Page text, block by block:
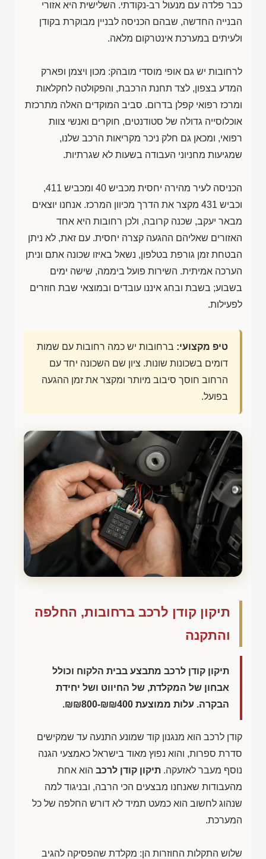
כבר פלדה עם מנעול רב-נקודתי. השלישית היא אזורי
הבנייה החדשה, שבהם הכניסה לבניין מבוקרת בקודן
ולעיתים במערכת אינטרקום מלאה.
לרחובות יש גם אופי מוסדי מובהק: מכון ויצמן ופארק
המדע בצפון, לצד תחנת הרכבת, והפקולטה לחקלאות
ומרכז רפואי קפלן בדרום. סביב המוקדים האלה מתרכזת
אוכלוסייה גדולה של סטודנטים, חוקרים ואנשי צוות
רפואי, ומכאן גם חלק ניכר מקריאות הרכב שלנו,
שמגיעות מחניוני העבודה בשעות לא שגרתיות.
הכניסה לעיר מהירה יחסית מכביש 40 ומכביש 411,
וכביש 431 מקצר את הדרך מכיוון המרכז. אנחנו יוצאים
מבאר יעקב, שכנה קרובה, ולכן רחובות היא אחד
האזורים שאליהם ההגעה קצרה יחסית. עם זאת, לא ניתן
הבטחת זמן גורפת בטלפון, נשאל באיזו שכונה אתם וניתן
הערכה אמיתית. השירות פועל ביממה, שישה ימים
בשבוע; בשבת ובחג איננו עובדים ובמוצאי שבת חוזרים
לפעילות.
טיפ מקצועי: ברחובות יש כמה רחובות עם שמות
דומים בשכונות שונות. ציון שם השכונה יחד עם
הרחוב חוסך סיבוב מיותר ומקצר את זמן ההגעה
בפועל.
תיקון קודן לרכב ברחובות, החלפה
והתקנה
תיקון קודן לרכב מתבצע בבית הלקוח וכולל
אבחון של המקלדת, של החיווט ושל יחידת
הבקרה. עלות ממוצעת ₪₪800-₪₪400
.
קודן לרכב הוא מנגנון קוד שמונע התנעה עד שמקישים
סדרת ספרות, והוא נפוץ מאוד בישראל כאמצעי הגנה
נוסף מעבר לאזעקה. תיקון קודן לרכב הוא אחת
מהעבודות שאנחנו מבצעים הכי הרבה, ובניגוד למה
שנהוג לחשוב הוא כמעט תמיד לא דורש החלפה של כל
המערכת.
שלוש התקלות החוזרות הן: מקלדת שהפסיקה להגיב